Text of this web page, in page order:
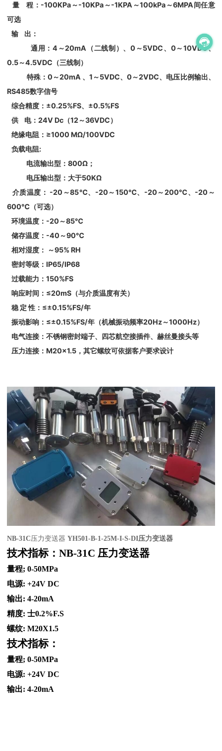
量 程：-100KPa～-10KPa～-1KPA～100kPa～6MPA间任意
可选
输 出：
通用：4～20mA（二线制）、0～5VDC、0～10VDC、
0.5～4.5VDC（三线制）
特殊：0～20mA 、1～5VDC、0～2VDC、电压比例输出、
RS485数字信号
综合精度：±0.25%FS、±0.5%FS
供 电：24V Dc（12～36VDC）
绝缘电阻：≥1000 MΩ/100VDC
负载电阻:
电流输出型：800Ω；
电压输出型：大于50KΩ
介质温度： -20～85℃、-20～150℃、-20～200℃、-20～
600℃（可选）
环境温度：-20～85℃
储存温度：-40～90℃
相对湿度： ～95% RH
密封等级：IP65/IP68
过载能力：150%FS
响应时间：≤20mS（与介质温度有关）
稳 定 性：≤±0.15%FS/年
振动影响：≤±0.15%FS/年（机械振动频率20Hz～1000Hz）
电气连接：不锈钢密封端子、四芯航空接插件、赫丝曼接头等
压力连接：M20×1.5，其它螺纹可依据客户要求设计
NB-31C压力变送器YH501-B-1-25M-I-S-DI压力变送器
技术指标：NB-31C 压力变送器
量程; 0-50MPa
电源: +24V DC
输出: 4-20mA
精度: 士0.2%F.S
螺纹: M20X1.5
技术指标：
量程; 0-50MPa
电源: +24V DC
输出: 4-20mA